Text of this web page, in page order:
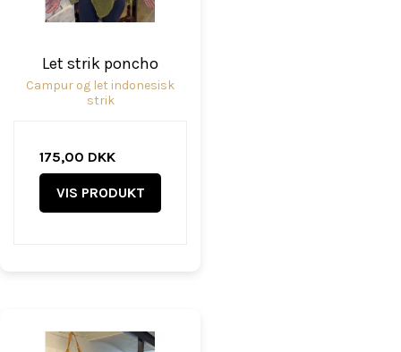
Let strik poncho
Campur og let indonesisk
strik
175,00 DKK
VIS PRODUKT